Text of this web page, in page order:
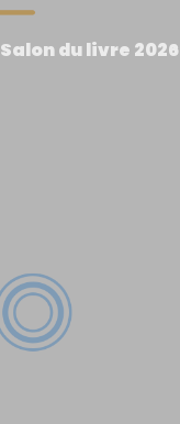
Salon du livre 2026